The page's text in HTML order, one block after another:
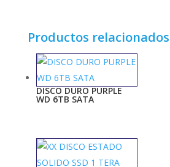
Productos relacionados
DISCO DURO PURPLE
WD 6TB SATA